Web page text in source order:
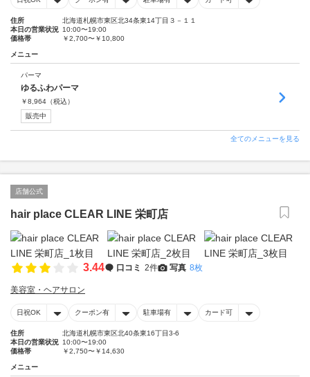
住所
北海道札幌市東区北34条東14丁目３－１１
本日の営業状況 10:00〜19:00
価格帯
￥2,700〜￥10,800
メニュー
パーマ
ゆるふわパーマ
￥8,964 （税込）
販売中
全てのメニューを見る
店舗公式
hair place CLEAR LINE 栄町店
3.44 口コミ 2件 写真 8枚
美容室・ヘアサロン
日祝OK クーポン有 駐車場有 カード可
住所
北海道札幌市東区北40条東16丁目3-6
本日の営業状況 10:00〜19:00
価格帯
￥2,750〜￥14,630
メニュー